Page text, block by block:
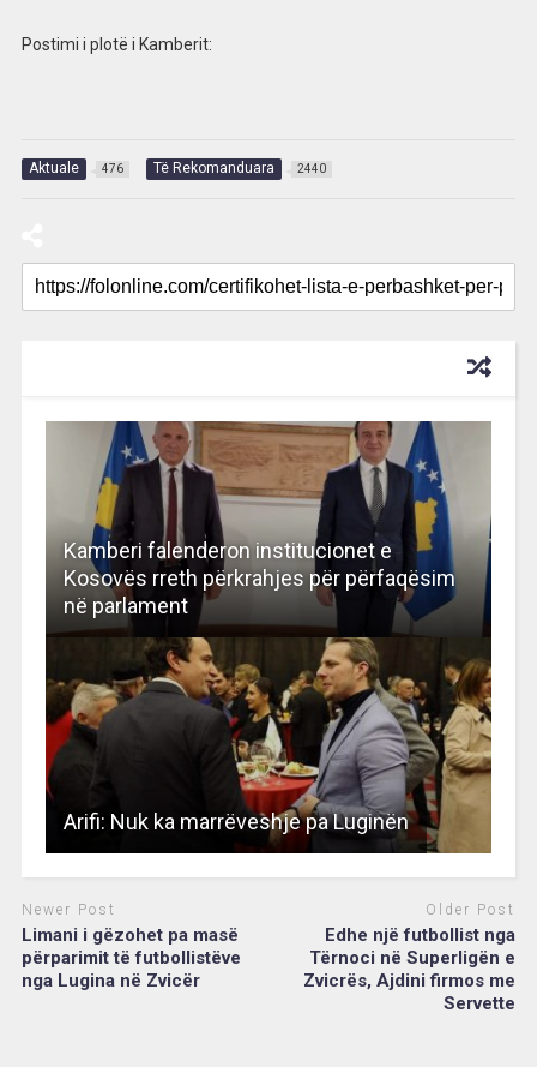
Postimi i plotë i Kamberit:
Aktuale 476 Të Rekomanduara 2440
Kamberi falenderon institucionet e
Kosovës rreth përkrahjes për përfaqësim
në parlament
Arifi: Nuk ka marrëveshje pa Luginën
Newer Post
Limani i gëzohet pa masë
përparimit të futbollistëve
nga Lugina në Zvicër
Older Post
Edhe një futbollist nga
Tërnoci në Superligën e
Zvicrës, Ajdini firmos me
Servette